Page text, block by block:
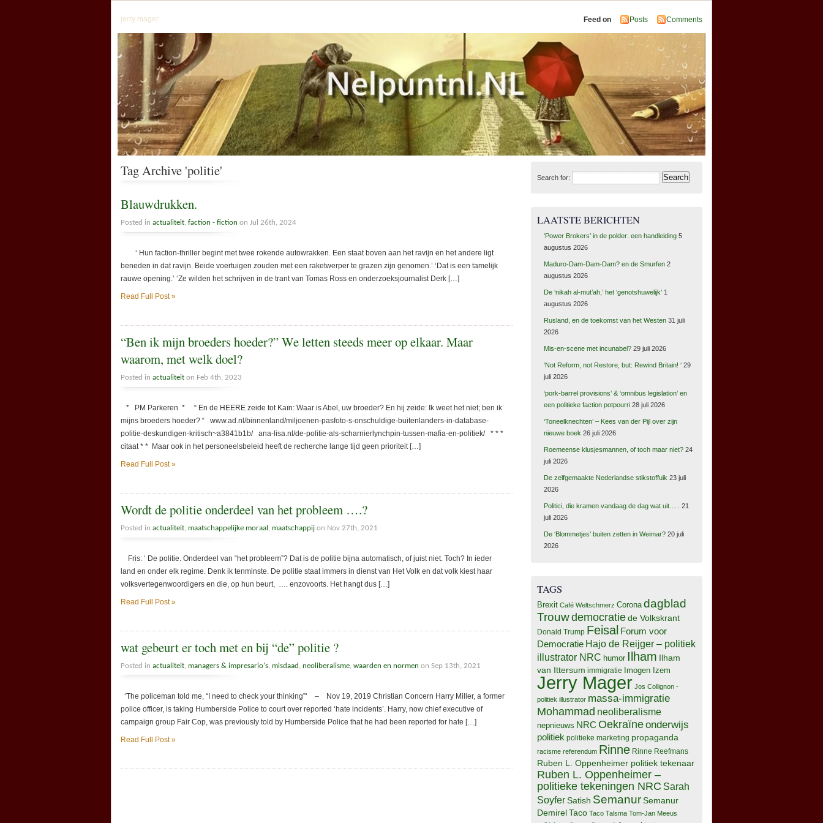
jerry mager Feed on Posts Comments
Tag Archive 'politie'
Blauwdrukken.
Posted in actualiteit faction - fiction on Jul 26th, 2024
‘ Hun faction-thriller begint met twee rokende autowrakken. Een staat boven aan het ravijn en het andere ligt
beneden in dat ravijn. Beide voertuigen zouden met een raketwerper te grazen zijn genomen.’ ‘Dat is een tamelijk
rauwe opening.’ ‘Ze wilden het schrijven in de trant van Tomas Ross en onderzoeksjournalist Derk […]
Read Full Post »
“Ben ik mijn broeders hoeder?” We letten steeds meer op elkaar. Maar
waarom, met welk doel?
Posted in actualiteit on Feb 4th, 2023
* PM Parkeren * “ En de HEERE zeide tot Kaïn: Waar is Abel, uw broeder? En hij zeide: Ik weet het niet; ben ik
mijns broeders hoeder? “ www.ad.nl/binnenland/miljoenen-pasfoto-s-onschuldige-buitenlanders-in-database-
politie-deskundigen-kritisch~a3841b1b/ ana-lisa.nl/de-politie-als-scharnierlynchpin-tussen-mafia-en-politiek/ * * *
citaat * * Maar ook in het personeelsbeleid heeft de recherche lange tijd geen prioriteit […]
Read Full Post »
Wordt de politie onderdeel van het probleem ….?
Posted in actualiteit maatschappelijke moraal maatschappij on Nov 27th, 2021
Fris: ‘ De politie. Onderdeel van “het probleem”? Dat is de politie bijna automatisch, of juist niet. Toch? In ieder
land en onder elk regime. Denk ik tenminste. De politie staat immers in dienst van Het Volk en dat volk kiest haar
volksvertegenwoordigers en die, op hun beurt, …. enzovoorts. Het hangt dus […]
Read Full Post »
wat gebeurt er toch met en bij “de” politie ?
Posted in actualiteit managers & impresario's misdaad neoliberalisme waarden en normen on Sep 13th, 2021
‘The policeman told me, “I need to check your thinking”‘ – Nov 19, 2019 Christian Concern Harry Miller, a former
police officer, is taking Humberside Police to court over reported ‘hate incidents’. Harry, now chief executive of
campaign group Fair Cop, was previously told by Humberside Police that he had been reported for hate […]
Read Full Post »
Search for:
LAATSTE BERICHTEN
‘Power Brokers’ in de polder: een handleiding 5
augustus 2026
Maduro-Dam-Dam-Dam? en de Smurfen 2
augustus 2026
De ‘nikah al-mut’ah,’ het ‘genotshuwelijk’ 1
augustus 2026
Rusland, en de toekomst van het Westen 31 juli
2026
Mis-en-scene met incunabel? 29 juli 2026
‘Not Reform, not Restore, but: Rewind Britain! ‘ 29
juli 2026
‘pork-barrel provisions’ & ‘omnibus legislation’ en
een politieke faction potpourri 28 juli 2026
‘Toneelknechten’ – Kees van der Pijl over zijn
nieuwe boek 26 juli 2026
Roemeense klusjesmannen, of toch maar niet? 24
juli 2026
De zelfgemaakte Nederlandse stikstoffuik 23 juli
2026
Politici, die kramen vandaag de dag wat uit…..
21
juli 2026
De ‘Blommetjes’ buiten zetten in Weimar? 20 juli
2026
TAGS
Brexit Café Weltschmerz Corona dagblad
Trouwdemocratiede Volkskrant
Donald Trump Feisal Forum voor
Democratie Hajo de Reijger – politiek
illustrator NRC humor Ilham Ilham
van Ittersum immigratie Imogen Izem
Jerry Mager Jos Collignon -
politiek illustrator massa-immigratie
Mohammad neoliberalisme
nepnieuws NRC Oekraïneonderwijs
politiek politieke marketing propaganda
racisme referendum Rinne Rinne Reefmans
Ruben L. Oppenheimer politiek tekenaar
Ruben L. Oppenheimer –
politieke tekeningen NRC Sarah
Soyfer Satish SemanurSemanur
DemirelTaco Taco Talsma Tom-Jan Meeus